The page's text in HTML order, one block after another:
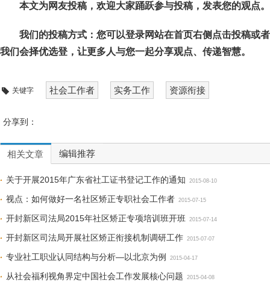
本文为网友投稿，欢迎大家踊跃参与投稿，发表您的观点。
我们的投稿方式：您可以登录网站在首页右侧点击投稿或
我们会择优选登，让更多人与您一起分享观点、传递智慧。
关键字 社会工作者 实务工作 资源衔接
分享到：
相关文章 编辑推荐
关于开展2015年广东省社工证书登记工作的通知 2015-08-10
视点：如何做好一名社区矫正专职社会工作者 2015-07-15
开封新区司法局2015年社区矫正专项培训班开班 2015-07-14
开封新区司法局开展社区矫正衔接机制调研工作 2015-07-07
专业社工职业认同结构与分析—以北京为例 2015-04-17
从社会福利视角界定中国社会工作发展核心问题 2015-04-08